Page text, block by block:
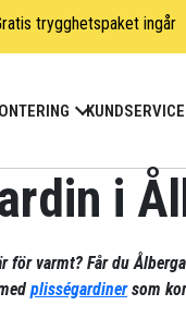
trygghetspaket ingår
KUNDSERVICE
i
för varmt? Får du
plisségardinersom